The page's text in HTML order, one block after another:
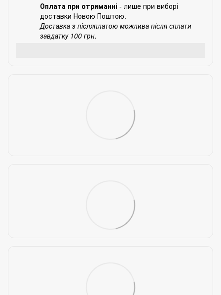
Оплата при отриманні - лише при виборі
доставки Новою Поштою.
Доставка з післяплатою можлива після сплати
завдатку 100 грн.